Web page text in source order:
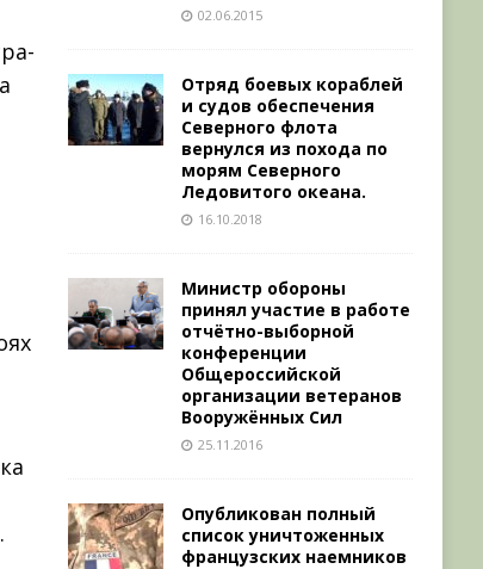
02.06.2015
Отряд боевых кораблей
и судов обеспечения
Северного флота
вернулся из похода по
морям Северного
Ледовитого океана.
16.10.2018
Министр обороны
принял участие в работе
отчётно-выборной
конференции
Общероссийской
организации ветеранов
Вооружённых Сил
25.11.2016
Опубликован полный
список уничтоженных
французских наемников